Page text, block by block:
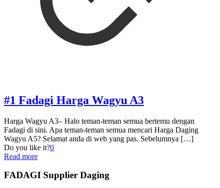
#1 Fadagi Harga Wagyu A3
Harga Wagyu A3– Halo teman-teman semua bertemu dengan
Fadagi di sini. Apa teman-teman semua mencari Harga Daging
Wagyu A5? Selamat anda di web yang pas. Sebelumnya […]
Do you like it?0
Read more
FADAGI Supplier Daging